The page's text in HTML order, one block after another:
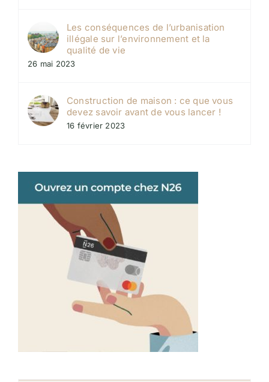
Les conséquences de l’urbanisation
illégale sur l’environnement et la
qualité de vie
26 mai 2023
Construction de maison : ce que vous
devez savoir avant de vous lancer !
16 février 2023